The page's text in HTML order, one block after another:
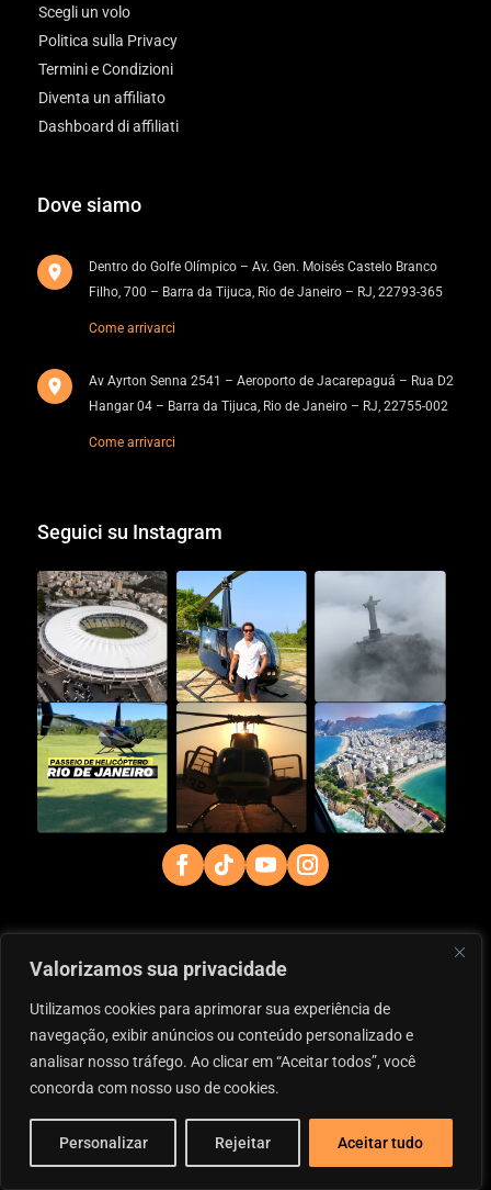
Valorizamos sua privacidade
Utilizamos cookies para aprimorar sua experiência de
navegação, exibir anúncios ou conteúdo personalizado e
analisar nosso tráfego. Ao clicar em “Aceitar todos”, você
concorda com nosso uso de cookies.
Personalizar Rejeitar Aceitar tudo
Scegli un volo
Politica sulla Privacy
Termini e Condizioni
Diventa un affiliato
Dashboard di affiliati
Dove siamo
Dentro do Golfe Olímpico – Av. Gen. Moisés Castelo Branco
Filho, 700 – Barra da Tijuca, Rio de Janeiro – RJ, 22793-365
Come arrivarci
Av Ayrton Senna 2541 – Aeroporto de Jacarepaguá – Rua D2
Hangar 04 – Barra da Tijuca, Rio de Janeiro – RJ, 22755-002
Come arrivarci
Seguici su Instagram